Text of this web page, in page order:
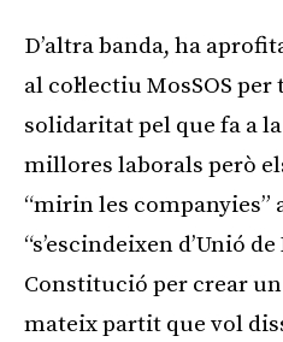
D’altra banda, ha
al col·lectiu MosSOS
solidaritat pel que fa a
millores laborals però
“mirin les companyies”
“s’escindeixen d’Unió
Constitució per crear
mateix partit que vol